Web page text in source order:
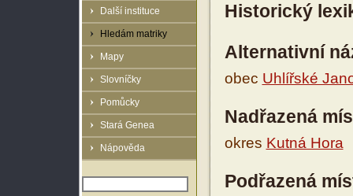
Další instituce
Hledám matriky
Mapy
Slovníčky
Pomůcky
Stará Genea
Nápověda
Historický
Alternativní
obec Uhlířské
Nadřazená
okres Kutná Hora
Podřazená